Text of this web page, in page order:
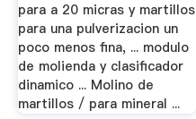
para a 20 micras y martillos
para una pulverizacion un
poco menos fina, ... modulo
de molienda y clasificador
dinamico ... Molino de
martillos / para mineral ...